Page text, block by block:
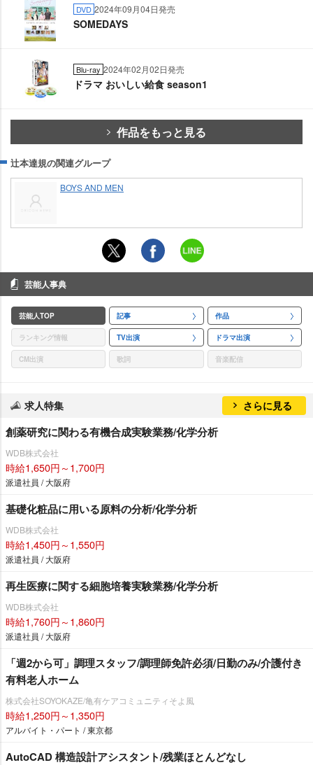
DVD 2024年09月04日発売
SOMEDAYS
Blu-ray 2024年02月02日発売
ドラマ おいしい給食 season1
作品をもっと見る
辻本達規の関連グループ
BOYS AND MEN
芸能人事典
芸能人TOP 記事 作品
ランキング情報 TV出演 ドラマ出演
CM出演 歌詞 音楽配信
求人特集 さらに見る
創薬研究に関わる有機合成実験業務/化学分析
WDB株式会社
時給1,650円～1,700円
派遣社員 / 大阪府
基礎化粧品に用いる原料の分析/化学分析
WDB株式会社
時給1,450円～1,550円
派遣社員 / 大阪府
再生医療に関する細胞培養実験業務/化学分析
WDB株式会社
時給1,760円～1,860円
派遣社員 / 大阪府
「週2から可」調理スタッフ/調理師免許必須/日勤のみ/介護付き
有料老人ホーム
株式会社SOYOKAZE/亀有ケアコミュニティそよ風
時給1,250円～1,350円
アルバイト・パート / 東京都
AutoCAD 構造設計アシスタント/残業ほとんどなし